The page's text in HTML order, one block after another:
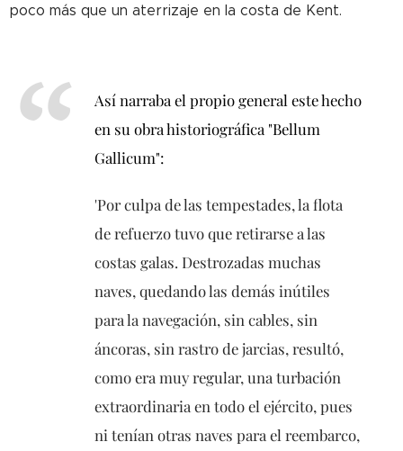
poco más que un aterrizaje en la costa de Kent.
Así narraba el propio general este hecho
en su obra historiográfica "Bellum
Gallicum":
'Por culpa de las tempestades, la flota
de refuerzo tuvo que retirarse a las
costas galas. Destrozadas muchas
naves, quedando las demás inútiles
para la navegación, sin cables, sin
áncoras, sin rastro de jarcias, resultó,
como era muy regular, una turbación
extraordinaria en todo el ejército, pues
ni tenían otras naves para el reembarco,